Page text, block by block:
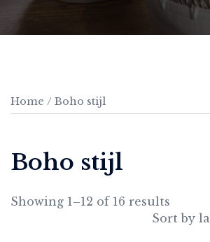
Home / Boho stijl
Boho stijl
Showing 1–12 of 16 results